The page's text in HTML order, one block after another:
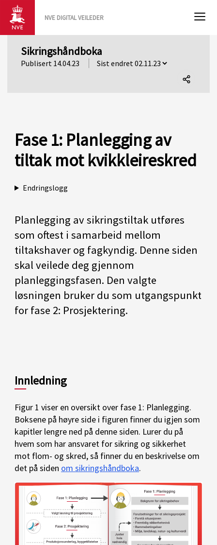
NVE DIGITAL VEILEDER
Sikringshåndboka
Publisert 14.04.23
Fase 1: Planlegging av
tiltak mot kvikkleireskred
Endringslogg
Planlegging av sikringstiltak utføres
som oftest i samarbeid mellom
tiltakshaver og fagkyndig. Denne siden
skal veilede deg gjennom
planleggingsfasen. Den valgte
løsningen bruker du som utgangspunkt
for fase 2: Prosjektering.
Innledning
Figur 1 viser en oversikt over fase 1: Planlegging.
Boksene på høyre side i figuren finner du igjen som
kapitler lengre ned på denne siden. Lurer du på
hvem som har ansvaret for sikring og sikkerhet
mot flom- og skred, så finner du en beskrivelse om
det på siden om sikringshåndboka.